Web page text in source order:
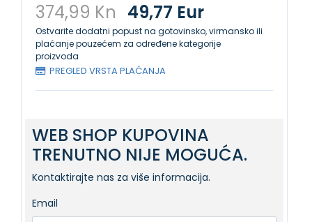
374,99 Kn 49,77 Eur
Ostvarite dodatni popust na gotovinsko, virmansko ili
plaćanje pouzećem za određene kategorije
proizvoda
PREGLED VRSTA PLAĆANJA
WEB SHOP KUPOVINA
TRENUTNO NIJE MOGUĆA.
Kontaktirajte nas za više informacija.
Email